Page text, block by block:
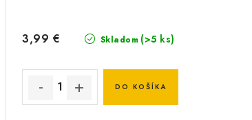
Skladom (>5 ks)
3,99 €
DO KOŠÍKA